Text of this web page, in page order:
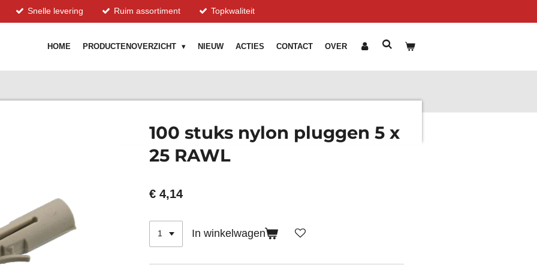
Snelle levering Ruim assortiment Topkwaliteit
HOME PRODUCTENOVERZICHT NIEUW ACTIES CONTACT OVER
100 stuks nylon pluggen 5 x
25 RAWL
€ 4,14
In winkelwagen